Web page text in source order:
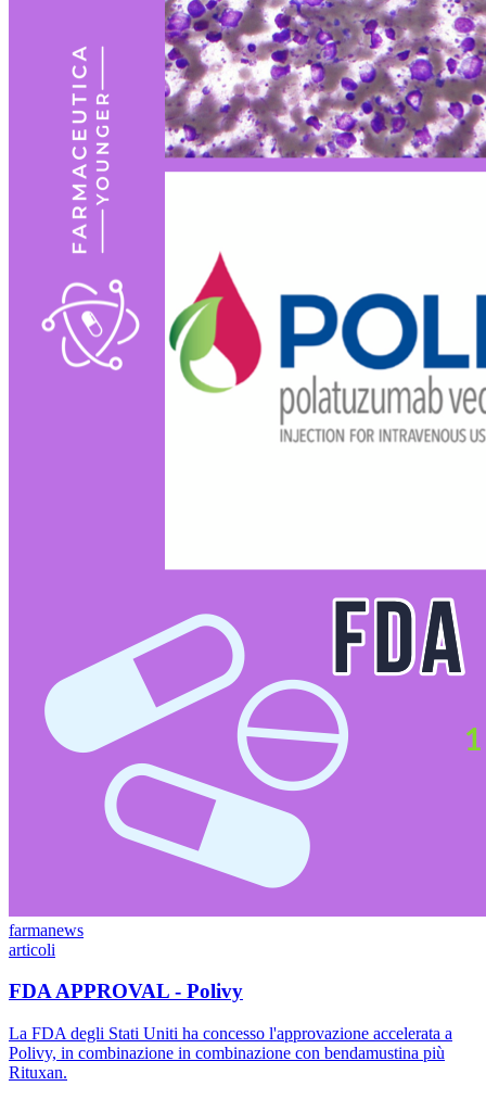
farmanews
articoli
FDA APPROVAL - Polivy
La FDA degli Stati Uniti ha concesso l'approvazione accelerata a
Polivy, in combinazione in combinazione con bendamustina più
Rituxan.